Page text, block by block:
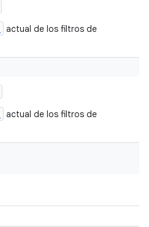
actual de los filtros de
actual de los filtros de